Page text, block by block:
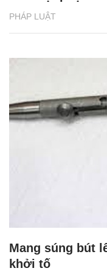
PHÁP LUẬT
Mang súng bút
khởi tố